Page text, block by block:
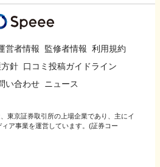
営者情報 監修者情報 利用規約
針 口コミ投稿ガイドライン
い合わせ ニュース
東京証券取引所の上場企業であり、主にイ
ア事業を運営しています。(証券コー